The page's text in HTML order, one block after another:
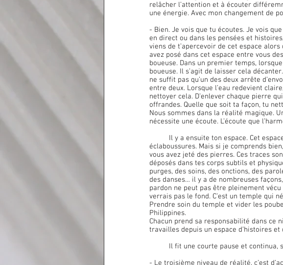
relâcher l’attention et à écouter
une énergie. Avec mon changement de
- Bien. Je vois que tu écoutes. Je vois
en direct ou dans les pensées et
viens de t’apercevoir de cet espace
avez posé dans cet espace entre vous
boueuse. Dans un premier temps,
boueuse. Il s’agit de laisser cela
ne suffit pas qu’un des deux arrête
entre deux. Lorsque l’eau redevient
nettoyer cela. D’enlever chaque pierre
offrandes. Quelle que soit ta façon, tu
Nous sommes dans la réalité magique.
nécessite une écoute. L’écoute que
éclaboussures. Mais si je comprends
vous avez jeté des pierres. Ces traces
déposés dans tes corps subtils et
purges, des soins, des onctions, des
des danses… il y a de nombreuses
pardon ne peut pas être pleinement
verrais pas le fond. C’est un temple qui
Prendre soin du temple et vider les
Philippines.
Chacun prend sa responsabilité dans ce
travailles depuis un espace d’histoires et
Il fit une courte pause et
- Le troisième niveau de réalité, c’est